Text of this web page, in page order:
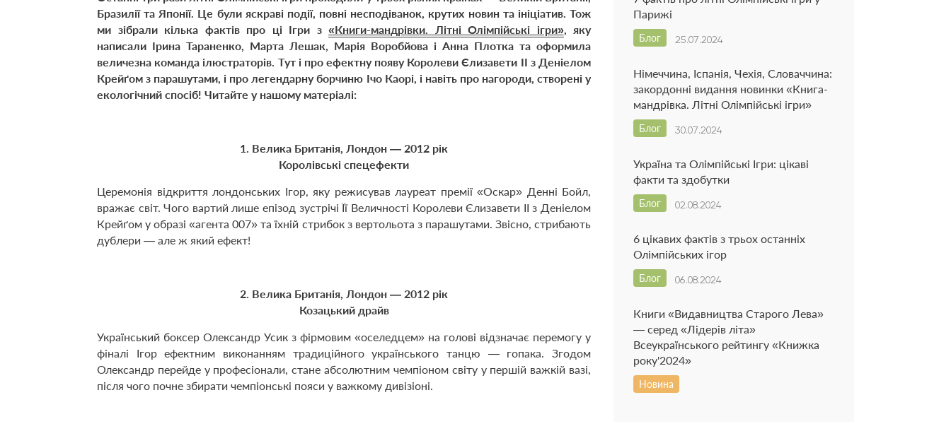
Бразилії та Японії. Це були яскраві події, повні несподіванок, крутих новин та ініціатив. Тож
ми зібрали кілька фактів про ці Ігри з «Книги-мандрівки. Літні Олімпійські ігри», яку
написали Ірина Тараненко, Марта Лешак, Марія Воробйова і Анна Плотка та оформила
величезна команда ілюстраторів. Тут і про ефектну появу Королеви Єлизавети ІІ з Деніелом
Крейґом з парашутами, і про легендарну борчиню Ічо Каорі, і навіть про нагороди, створені у
екологічний спосіб! Читайте у нашому матеріалі:
1. Велика Британія, Лондон — 2012 рік
Королівські спецефекти
Церемонія відкриття лондонських Ігор, яку режисував лауреат премії «Оскар» Денні Бойл,
вражає світ. Чого вартий лише епізод зустрічі Її Величності Королеви Єлизавети ІІ з Деніелом
Крейґом у образі «агента 007» та їхній стрибок з вертольота з парашутами. Звісно, стрибають
дублери — але ж який ефект!
2. Велика Британія, Лондон — 2012 рік
Козацький драйв
Український боксер Олександр Усик з фірмовим «оселедцем» на голові відзначає перемогу у
фіналі Ігор ефектним виконанням традиційного українського танцю — гопака. Згодом
Олександр перейде у професіонали, стане абсолютним чемпіоном світу у першій важкій вазі,
після чого почне збирати чемпіонські пояси у важкому дивізіоні.
Парижі
25.07.2024
Блог
Німеччина, Іспанія, Чехія, Словаччина:
закордонні видання новинки «Книга-
мандрівка. Літні Олімпійські ігри»
30.07.2024
Блог
Україна та Олімпійські Ігри: цікаві
факти та здобутки
02.08.2024
Блог
6 цікавих фактів з трьох останніх
Олімпійських ігор
06.08.2024
Блог
Книги «Видавництва Старого Лева»
— серед «Лідерів літа»
Всеукраїнського рейтингу «Книжка
року'2024»
Новина